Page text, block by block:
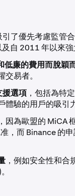
引了優先考慮監管
自 2011 年以來強
低廉的費用而脫穎
易者。
援選項 ，包括為特
驗的用戶的吸引力
，因為歐盟的 MiCA
，而 Binance 的
，例如安全性和